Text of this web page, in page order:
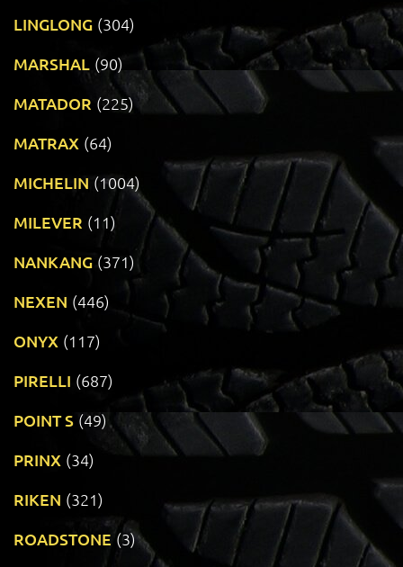
LINGLONG (304)
MARSHAL (90)
MATADOR (225)
MATRAX (64)
MICHELIN (1004)
MILEVER (11)
NANKANG (371)
NEXEN (446)
ONYX (117)
PIRELLI (687)
POINT S (49)
PRINX (34)
RIKEN (321)
ROADSTONE (3)